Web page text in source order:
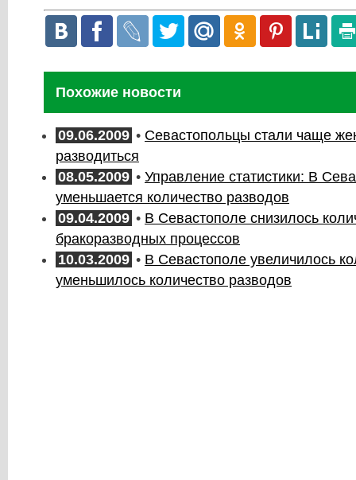
Похожие новости
09.06.2009 • Севастопольцы стали чаще
разводиться
08.05.2009 • Управление статистики: В
уменьшается количество разводов
09.04.2009 • В Севастополе снизилось
бракоразводных процессов
10.03.2009 • В Севастополе увеличилось
уменьшилось количество разводов